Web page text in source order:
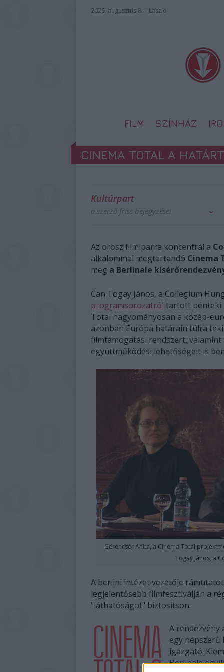
2026. augusztus 8. – László
FILM SZÍNHÁZ
CINEMA TOTAL A
Kultúrpart
a szerző friss bejegyzései
Az orosz filmiparra koncentrál a
alkalommal megtartandó Cinema
meg a Berlinale
Can Togay János, a Collegium
programsorozatról tartott pénteki
Total hagyományosan a közép-
azonban Európa határain túlra
filmtámogatási rendszert,
együttműködési lehetőségeit is
Gerencsér Anita, a Cinema Total
Togay János, a
A berlini intézet vezetője
legjelentősebb filmfesztiválján a
"láthatóságot" biztosítson.
A rendezvény
egy
igazgató.
Berlinale